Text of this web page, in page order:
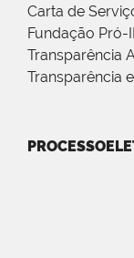
Carta de
Fundação Pró-
Transparência
Transparência